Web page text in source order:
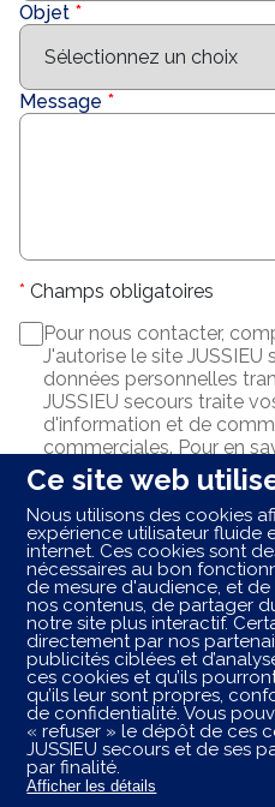
Ce site web
Nous utilisons des cookies
expérience utilisateur fluide
internet. Ces cookies sont
nécessaires au bon
de mesure d'audience, et
nos contenus, de partager
notre site plus interactif.
directement par nos
publicités ciblées et
ces cookies et qu’ils
qu’ils leur sont propres,
de confidentialité. Vous
« refuser » le dépôt de ces
JUSSIEU secours et de ses
par finalité.
Afficher les détails
Objet
Message
Champs obligatoires
Pour nous contacter,
J'autorise le site
données personnelles
JUSSIEU secours traite
d'information et de
commerciales. Pour en
vos droits,cliquez ici.
ENVOYER
Les centres ambulancier
vous
Les centres ambulancier
villes à proximité
Trouvez votre centre JUSSIEU
Joigny